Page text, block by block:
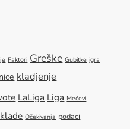
Faktori Greške Gubitke igra
kladjenje
LaLiga Liga Mečevi
Očekivanja podaci